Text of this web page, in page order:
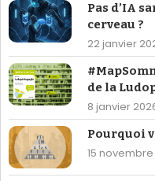
Pas d’IA
cerveau ?
22 janvier
de la
8 janvier
Pourquoi
15